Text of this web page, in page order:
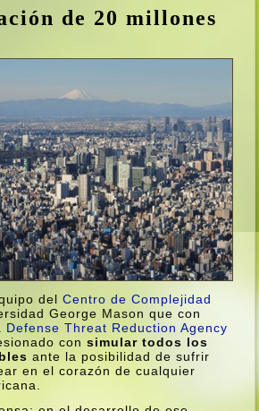
de 20 millones
delCentro de Complejidad
George Mason que con
Defense Threat Reduction Agency
consimular todos los
ante la posibilidad de sufrir
en el corazón de cualquier